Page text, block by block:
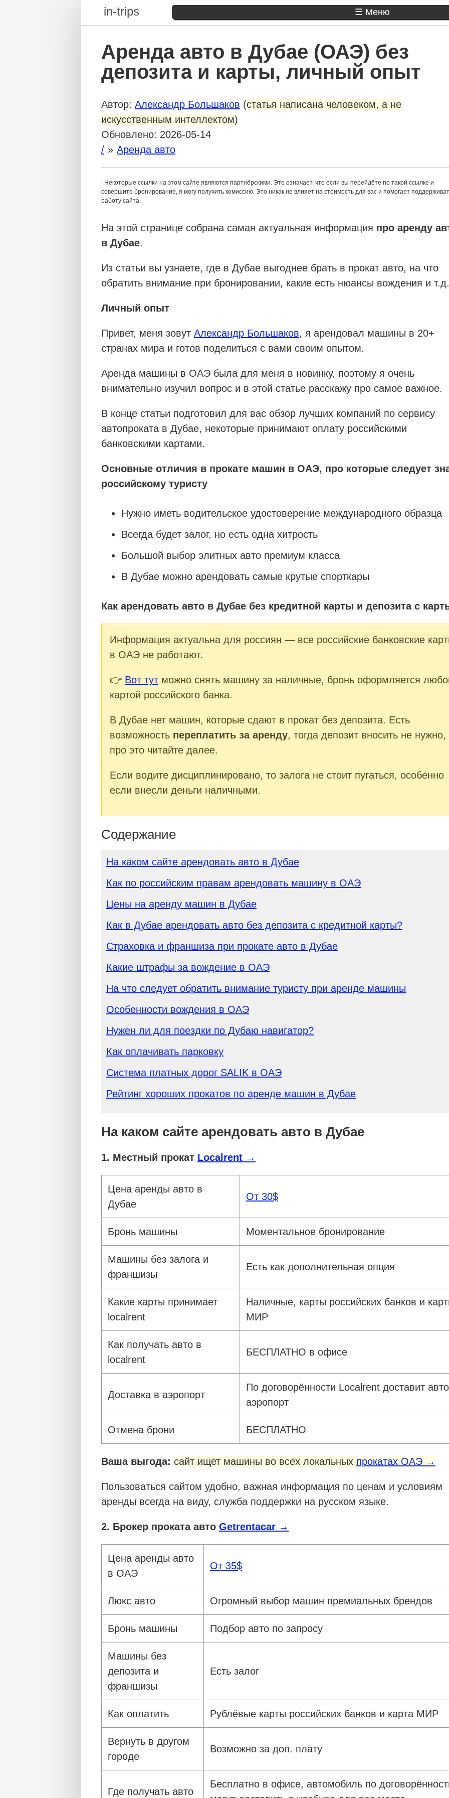
in-trips ☰ Меню
Аренда авто в Дубае (ОАЭ) без
депозита и карты, личный опыт
Автор: Александр Большаков (статья написана человеком, а не
искусственным интеллектом)
Обновлено: 2026-05-14
/
Аренда авто
ℹ️ Некоторые ссылки на этом сайте являются партнёрскими. Это означает, что если вы перейдёте по такой ссылке и
совершите бронирование, я могу получить комиссию. Это никак не влияет на стоимость для вас и помогает
работу сайта.
На этой странице собрана самая актуальная информация про аренду
в Дубае.
Из статьи вы узнаете, где в Дубае выгоднее брать в прокат авто, на что
обратить внимание при бронировании, какие есть нюансы вождения и т.д.
Личный опыт
Привет, меня зовут Александр Большаков, я арендовал машины в 20+
странах мира и готов поделиться с вами своим опытом.
Аренда машины в ОАЭ была для меня в новинку, поэтому я очень
внимательно изучил вопрос и в этой статье расскажу про самое важное.
В конце статьи подготовил для вас обзор лучших компаний по сервису
автопроката в Дубае, некоторые принимают оплату российскими
банковскими картами.
Основные отличия в прокате машин в ОАЭ, про которые следует
российскому туристу
Нужно иметь водительское удостоверение международного образца
Всегда будет залог, но есть одна хитрость
Большой выбор элитных авто премиум класса
В Дубае можно арендовать самые крутые спорткары
Как арендовать авто в Дубае без кредитной карты и депозита с
Информация актуальна для россиян — все российские банковские
в ОАЭ не работают.
👉 Вот тут можно снять машину за наличные, бронь оформляется
картой российского банка.
В Дубае нет машин, которые сдают в прокат без депозита. Есть
возможность переплатить за аренду, тогда депозит вносить не нужно,
про это читайте далее.
Если водите дисциплинировано, то залога не стоит пугаться, особенно
если внесли деньги наличными.
Содержание
На каком сайте арендовать авто в Дубае
Как по российским правам арендовать машину в ОАЭ
Цены на аренду машин в Дубае
Как в Дубае арендовать авто без депозита с кредитной карты?
Страховка и франшиза при прокате авто в Дубае
Какие штрафы за вождение в ОАЭ
На что следует обратить внимание туристу при аренде машины
Особенности вождения в ОАЭ
Нужен ли для поездки по Дубаю навигатор?
Как оплачивать парковку
Система платных дорог SALIK в ОАЭ
Рейтинг хороших прокатов по аренде машин в Дубае
На каком сайте арендовать авто в Дубае
1. Местный прокат Localrent →
Цена аренды авто в
Дубае
От 30$
Бронь машины Моментальное бронирование
Машины без залога и
франшизы
Есть как дополнительная опция
Какие карты принимает
localrent
Наличные, карты российских банков и
МИР
Как получать авто в
localrent
БЕСПЛАТНО в офисе
Доставка в аэропорт
По договорённости Localrent доставит
аэропорт
Отмена брони БЕСПЛАТНО
Ваша выгода: сайт ищет машины во всех локальных прокатах ОАЭ →
Пользоваться сайтом удобно, важная информация по ценам и условиям
аренды всегда на виду, служба поддержки на русском языке.
2. Брокер проката авто Getrentacar →
Цена аренды авто
в ОАЭ
От 35$
Люкс авто Огромный выбор машин премиальных брендов
Бронь машины Подбор авто по запросу
Машины без
депозита и
франшизы
Есть залог
Как оплатить Рублёвые карты российских банков и карта МИР
Вернуть в другом
городе
Возможно за доп. плату
Где получать авто
Бесплатно в офисе, автомобиль по